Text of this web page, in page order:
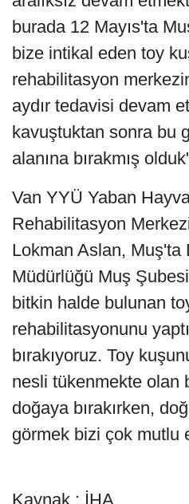
burada 12 Mayıs'ta
bize intikal eden toy
rehabilitasyon
aydır tedavisi devam
kavuştuktan sonra bu
alanına bırakmış
Van YYÜ Yaban
Rehabilitasyon
Lokman Aslan, Muş'ta
Müdürlüğü Muş
bitkin halde bulunan
rehabilitasyonunu
bırakıyoruz. Toy
nesli tükenmekte olan
doğaya bırakırken,
görmek bizi çok mutlu
Kaynak : İHA